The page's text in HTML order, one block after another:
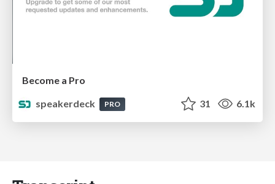
Become a Pro
speakerdeck
PRO 31 6.1k